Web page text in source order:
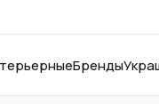
Бренды